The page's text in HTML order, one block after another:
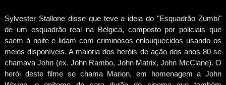
Sylvester Stallone disse que teve a ideia do "Esquadrão Zumbi"
de um esquadrão real na Bélgica, composto por policiais que
saem à noite e lidam com criminosos enlouquecidos usando os
meios disponíveis. A maioria dos heróis de ação dos anos 80 se
chamava John (ex. John Rambo, John Matrix, John McClane). O
herói deste filme se chama Marion, em homenagem a John